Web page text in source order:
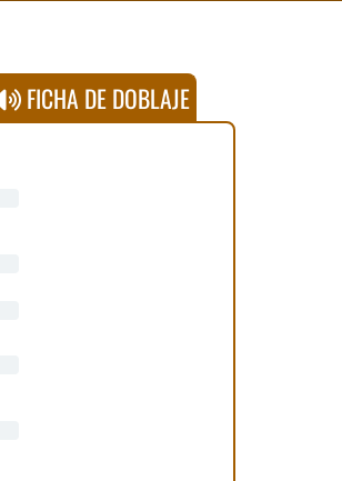
FICHA DE DOBLAJE